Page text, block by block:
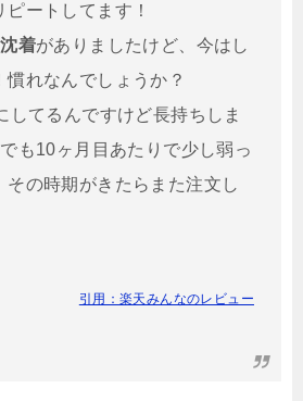
ートしてます！
着がありましたけど、今はし
慣れなんでしょうか？
してるんですけど長持ちしま
も10ヶ月目あたりで少し弱っ
その時期がきたらまた注文し
引用：楽天みんなのレビュー